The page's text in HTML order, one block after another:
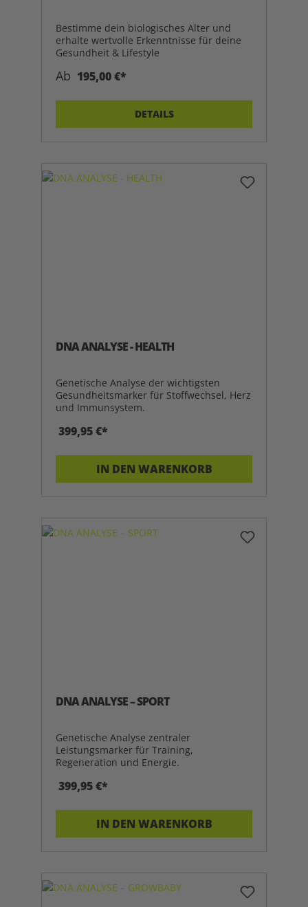
Bestimme dein biologisches Alter und
erhalte wertvolle Erkenntnisse für deine
Gesundheit & Lifestyle
Ab 195,00 €*
DETAILS
DNA ANALYSE - HEALTH
Genetische Analyse der wichtigsten
Gesundheitsmarker für Stoffwechsel, Herz
und Immunsystem.
399,95 €*
IN DEN WARENKORB
DNA ANALYSE – SPORT
Genetische Analyse zentraler
Leistungsmarker für Training,
Regeneration und Energie.
399,95 €*
IN DEN WARENKORB